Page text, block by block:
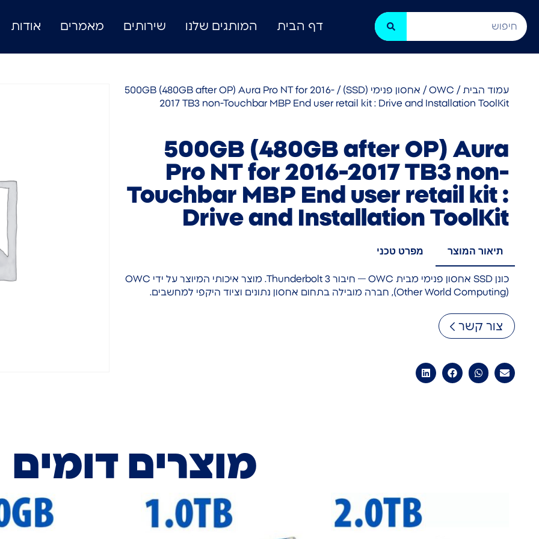
דף הבית המותגים שלנו שירותים מאמרים אודות
עמוד הבית /
OWC
/ אחסון פנימי (SSD)
/ 500GB (480GB after OP) Aura Pro NT for 2016-
2017 TB3 non-Touchbar MBP End user retail kit : Drive and Installation ToolKit
500GB (480GB after OP) Aura
Pro NT for 2016-2017 TB3 non-
Touchbar MBP End user retail kit :
Drive and Installation ToolKit
תיאור המוצר מפרט טכני
כונן SSD אחסון פנימי מבית OWC — חיבור Thunderbolt 3. מוצר איכותי המיוצר על ידי OWC
(Other World Computing), חברה מובילה בתחום אחסון נתונים וציוד היקפי למחשבים.
צור קשר
מוצרים דומים